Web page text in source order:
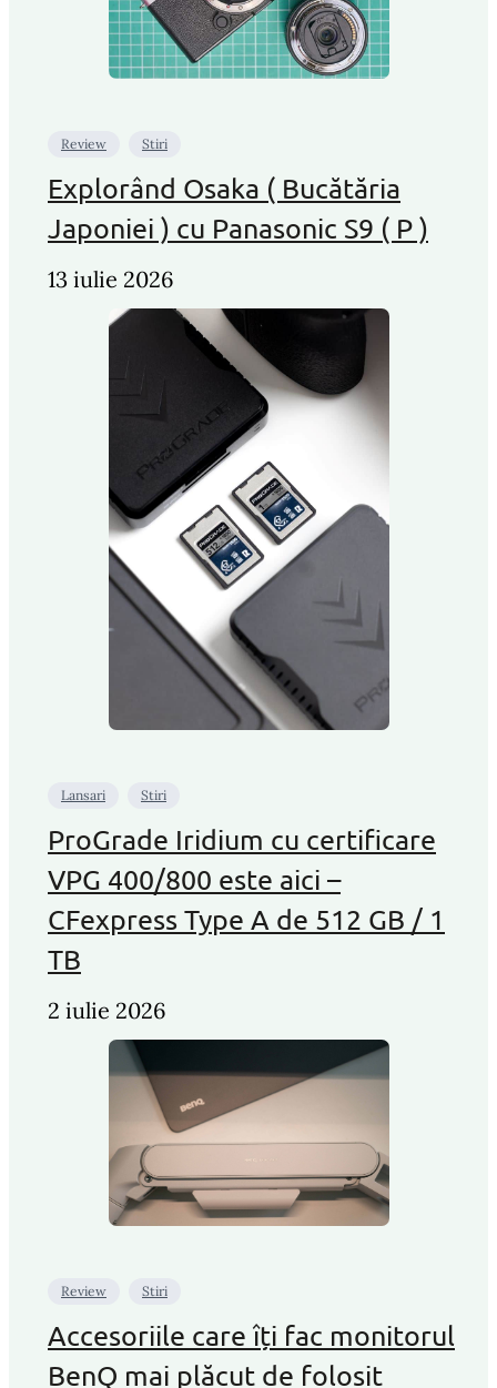
Review Stiri
Explorând Osaka ( Bucătăria
Japoniei ) cu Panasonic S9 ( P )
13 iulie 2026
Lansari Stiri
ProGrade Iridium cu certificare
VPG 400/800 este aici –
CFexpress Type A de 512 GB / 1
TB
2 iulie 2026
Review Stiri
Accesoriile care îți fac monitorul
BenQ mai plăcut de folosit